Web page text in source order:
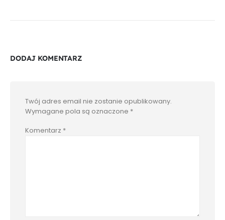
DODAJ KOMENTARZ
Twój adres email nie zostanie opublikowany.
Wymagane pola są oznaczone *
Komentarz *